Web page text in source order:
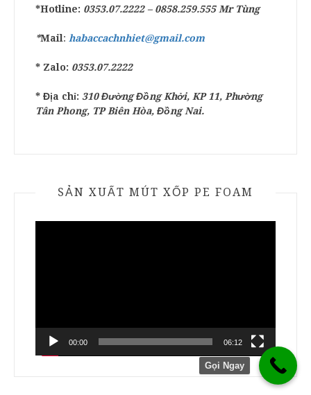
*Hotline: 0353.07.2222 – 0858.259.555 Mr Tùng
*Mail : habaccachnhiet@gmail.com
* Zalo: 0353.07.2222
* Địa chỉ: 310 Đường Đồng Khởi, KP 11, Phường
Tân Phong, TP Biên Hòa, Đồng Nai.
SẢN XUẤT MÚT XỐP PE FOAM
00:00 06:12
Gọi Ngay